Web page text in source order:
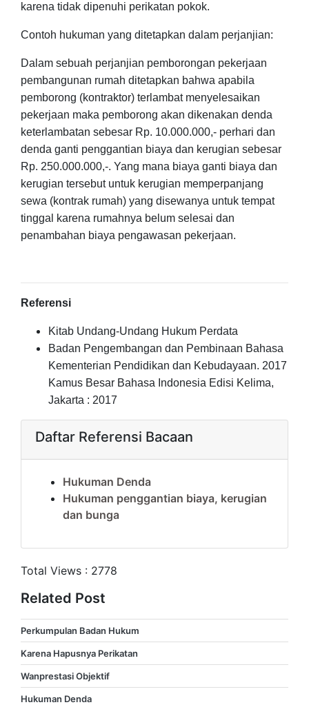
karena tidak dipenuhi perikatan pokok.
Contoh hukuman yang ditetapkan dalam perjanjian:
Dalam sebuah perjanjian pemborongan pekerjaan
pembangunan rumah ditetapkan bahwa apabila
pemborong (kontraktor) terlambat menyelesaikan
pekerjaan maka pemborong akan dikenakan denda
keterlambatan sebesar Rp. 10.000.000,- perhari dan
denda ganti penggantian biaya dan kerugian sebesar
Rp. 250.000.000,-. Yang mana biaya ganti biaya dan
kerugian tersebut untuk kerugian memperpanjang
sewa (kontrak rumah) yang disewanya untuk tempat
tinggal karena rumahnya belum selesai dan
penambahan biaya pengawasan pekerjaan.
Referensi
Kitab Undang-Undang Hukum Perdata
Badan Pengembangan dan Pembinaan Bahasa
Kementerian Pendidikan dan Kebudayaan. 2017
Kamus Besar Bahasa Indonesia Edisi Kelima,
Jakarta : 2017
Daftar Referensi Bacaan
Hukuman Denda
Hukuman penggantian biaya, kerugian
dan bunga
Total Views : 2778
Related Post
Perkumpulan Badan Hukum
Karena Hapusnya Perikatan
Wanprestasi Objektif
Hukuman Denda